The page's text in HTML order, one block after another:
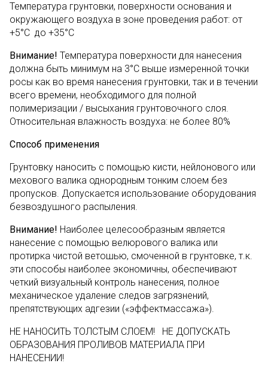
Температура грунтовки, поверхности основания и
окружающего воздуха в зоне проведения работ: от
+5°C до +35°C
Внимание! Температура поверхности для нанесения
должна быть минимум на 3°С выше измеренной точки
росы как во время нанесения грунтовки, так и в течении
всего времени, необходимого для полной
полимеризации / высыхания грунтовочного слоя.
Относительная влажность воздуха: не более 80%
Способ применения
Грунтовку наносить с помощью кисти, нейлонового или
мехового валика однородным тонким слоем без
пропусков. Допускается использование оборудования
безвоздушного распыления.
Внимание! Наиболее целесообразным является
нанесение с помощью велюрового валика или
протирка чистой ветошью, смоченной в грунтовке, т.к.
эти способы наиболее экономичны, обеспечивают
четкий визуальный контроль нанесения, полное
механическое удаление следов загрязнений,
препятствующих адгезии («эффектмассажа»).
НЕ НАНОСИТЬ ТОЛСТЫМ СЛОЕМ! НЕ ДОПУСКАТЬ
ОБРАЗОВАНИЯ ПРОЛИВОВ МАТЕРИАЛА ПРИ
НАНЕСЕНИИ!